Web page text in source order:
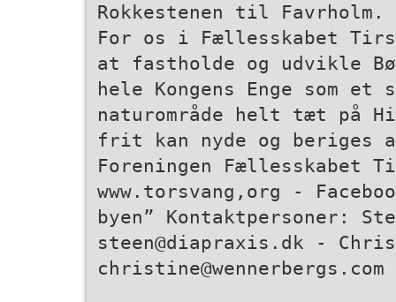
Rokkestenen til Favrholm.
For os i Fællesskabet
at fastholde og udvikle
hele Kongens Enge som et
naturområde helt tæt på
frit kan nyde og beriges
Foreningen Fællesskabet
www.torsvang,org -
byen” Kontaktpersoner:
steen@diapraxis.dk -
christine@wennerbergs.com